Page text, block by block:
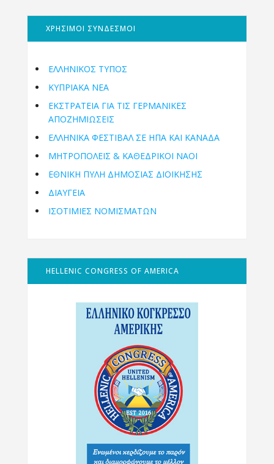
ΧΡΗΣΙΜΟΙ ΣΥΝΔΕΣΜΟΙ
ΕΛΛΗΝΙΚΟΣ ΤΥΠΟΣ
ΚΥΠΡΙΑΚΑ ΝΕΑ
ΕΚΣΤΡΑΤΕΙΑ ΓΙΑ ΤΙΣ ΓΕΡΜΑΝΙΚΕΣ
ΑΠΟΖΗΜΙΩΣΕΙΣ
ΕΛΛΗΝΙΚΆ ΦΕΣΤΙΒΆΛ ΣΕ ΗΠΑ ΚΑΙ ΚΑΝΑΔΑ
ΜΗΤΡΟΠΌΛΕΙΣ & ΚΑΘΕΔΡΙΚΟΊ ΝΑΟΊ
ΕΘΝΙΚΉ ΠΎΛΗ ΔΗΜΌΣΙΑΣ ΔΙΟΊΚΗΣΗΣ
ΔΙΑΥΓΕΙΑ
ΙΣΟΤΙΜΙΕΣ ΝΟΜΙΣΜΑΤΩΝ
HELLENIC CONGRESS OF AMERICA